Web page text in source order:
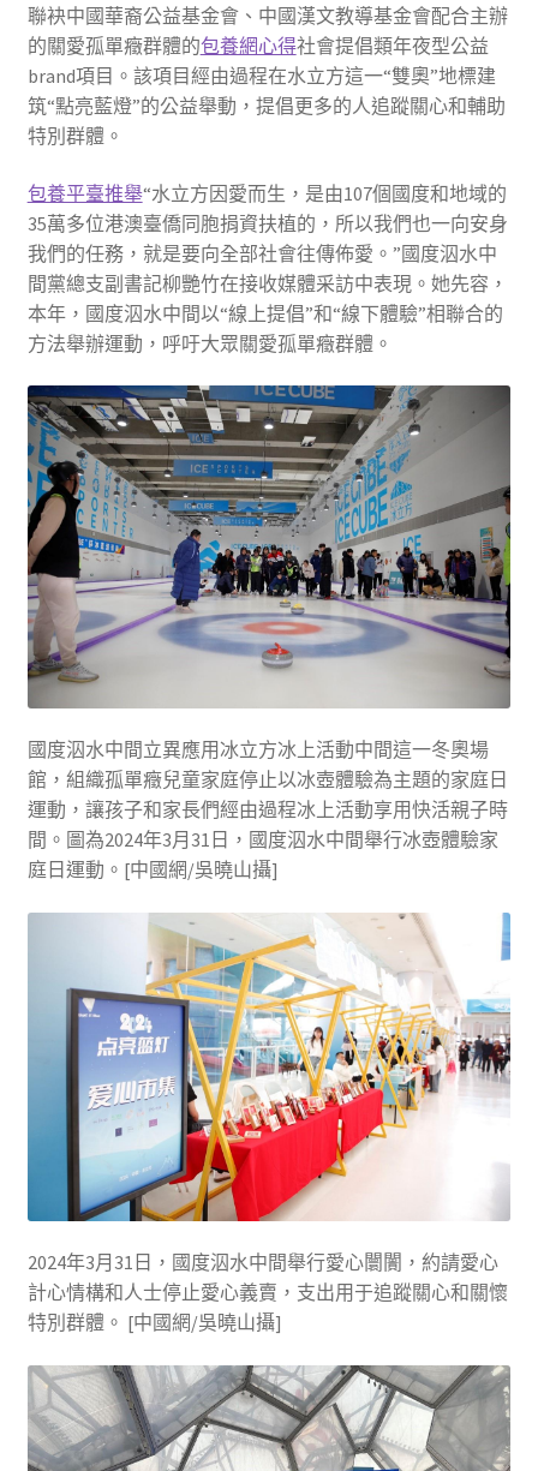
聯袂中國華裔公益基金會、中國漢文教導基金會配合主辦
的關愛孤單癥群體的包養網心得社會提倡類年夜型公益
brand項目。該項目經由過程在水立方這一“雙奧”地標建
筑“點亮藍燈”的公益舉動，提倡更多的人追蹤關心和輔助
特別群體。
包養平臺推舉“水立方因愛而生，是由107個國度和地域的
35萬多位港澳臺僑同胞捐資扶植的，所以我們也一向安身
我們的任務，就是要向全部社會往傳佈愛。”國度泅水中
間黨總支副書記柳艷竹在接收媒體采訪中表現。她先容，
本年，國度泅水中間以“線上提倡”和“線下體驗”相聯合的
方法舉辦運動，呼吁大眾關愛孤單癥群體。
國度泅水中間立異應用冰立方冰上活動中間這一冬奧場
館，組織孤單癥兒童家庭停止以冰壺體驗為主題的家庭日
運動，讓孩子和家長們經由過程冰上活動享用快活親子時
間。圖為2024年3月31日，國度泅水中間舉行冰壺體驗家
庭日運動。[中國網/吳曉山攝]
2024年3月31日，國度泅水中間舉行愛心闤闠，約請愛心
計心情構和人士停止愛心義賣，支出用于追蹤關心和關懷
特別群體。 [中國網/吳曉山攝]